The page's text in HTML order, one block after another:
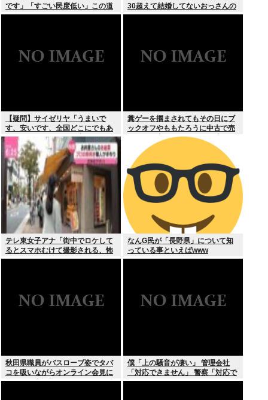
です」「すごい民度低い」この道
23年の彫り師YouTuberの動画が
30超えて結婚してないおっさんの
こと見下してる
【疑問】サイゼリヤ「うまいで
す、安いです、全国どこにでもあ
ります」←こいつの弱点
糞ゲーを掴まされてもその日にブ
ックオフやももたろうに中古で売
りつける事ができなくなる時代に
テレ東女子アナ「街中でロケして
るとスマホむけて撮影される、怖
いからやめてね」
なんG民が「長野県」について知
っている事といえばwww
秋田県職員がバスローブ姿でタバ
コを吸いながらオンライン会見に
どこのお貴族様だよw
僕「上の騒音が凄い」 管理会社
「対応できません」 警察「対応で
きません」